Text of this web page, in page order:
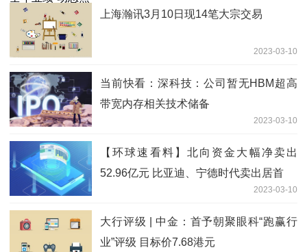
上海瀚讯3月10日现14笔大宗交易
2023-03-10
当前快看：深科技：公司暂无HBM超高
带宽内存相关技术储备
2023-03-10
【环球速看料】北向资金大幅净卖出
52.96亿元 比亚迪、宁德时代卖出居首
2023-03-10
大行评级 | 中金：首予朝聚眼科“跑赢行
业”评级 目标价7.68港元